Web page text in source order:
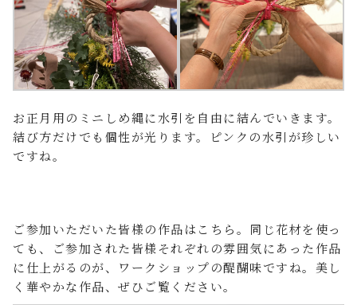
お正月用のミニしめ縄に水引を自由に結んでいきます。
結び方だけでも個性が光ります。ピンクの水引が珍しい
ですね。
ご参加いただいた皆様の作品はこちら。同じ花材を使っ
ても、ご参加された皆様それぞれの雰囲気にあった作品
に仕上がるのが、ワークショップの醍醐味ですね。美し
く華やかな作品、ぜひご覧ください。